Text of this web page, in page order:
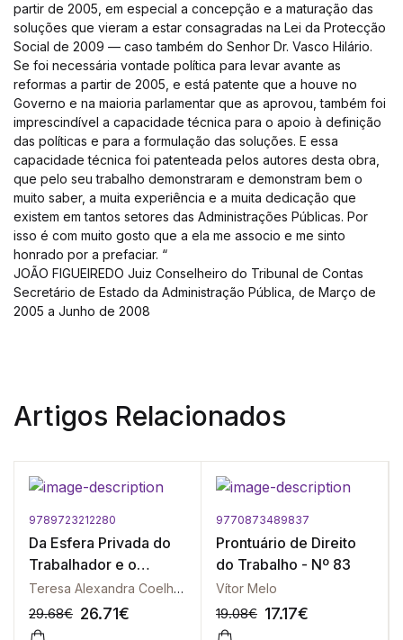
partir de 2005, em especial a concepção e a maturação das
soluções que vieram a estar consagradas na Lei da Protecção
Social de 2009 — caso também do Senhor Dr. Vasco Hilário.
Se foi necessária vontade política para levar avante as
reformas a partir de 2005, e está patente que a houve no
Governo e na maioria parlamentar que as aprovou, também foi
imprescindível a capacidade técnica para o apoio à definição
das políticas e para a formulação das soluções. E essa
capacidade técnica foi patenteada pelos autores desta obra,
que pelo seu trabalho demonstraram e demonstram bem o
muito saber, a muita experiência e a muita dedicação que
existem em tantos setores das Administrações Públicas. Por
isso é com muito gosto que a ela me associo e me sinto
honrado por a prefaciar. “
JOÃO FIGUEIREDO Juiz Conselheiro do Tribunal de Contas
Secretário de Estado da Administração Pública, de Março de
2005 a Junho de 2008
Artigos Relacionados
9789723212280
Da Esfera Privada do
Trabalhador e o
Controlo do
Empregador
Teresa Alexandra Coelho Moreira
29.68€ 26.71€
9770873489837
Prontuário de Direito
do Trabalho - Nº 83
Vítor Melo
19.08€ 17.17€